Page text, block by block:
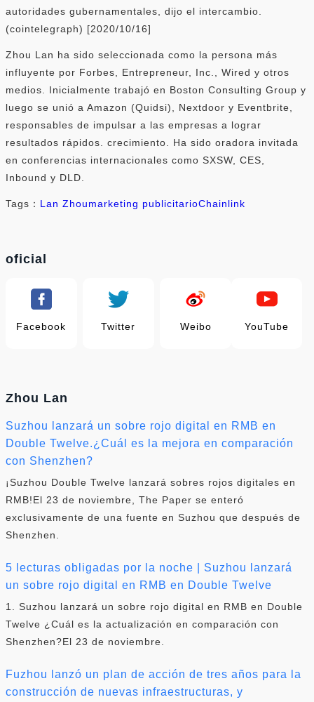
autoridades gubernamentales, dijo el intercambio.
(cointelegraph) [2020/10/16]
Zhou Lan ha sido seleccionada como la persona más
influyente por Forbes, Entrepreneur, Inc., Wired y otros
medios. Inicialmente trabajó en Boston Consulting Group y
luego se unió a Amazon (Quidsi), Nextdoor y Eventbrite,
responsables de impulsar a las empresas a lograr
resultados rápidos. crecimiento. Ha sido oradora invitada
en conferencias internacionales como SXSW, CES,
Inbound y DLD.
Tags： Lan Zhoumarketing publicitarioChainlink
oficial
Facebook Twitter Weibo YouTube
Zhou Lan
Suzhou lanzará un sobre rojo digital en RMB en
Double Twelve.¿Cuál es la mejora en comparación
con Shenzhen?
¡Suzhou Double Twelve lanzará sobres rojos digitales en
RMB!El 23 de noviembre, The Paper se enteró
exclusivamente de una fuente en Suzhou que después de
Shenzhen.
5 lecturas obligadas por la noche | Suzhou lanzará
un sobre rojo digital en RMB en Double Twelve
1. Suzhou lanzará un sobre rojo digital en RMB en Double
Twelve ¿Cuál es la actualización en comparación con
Shenzhen?El 23 de noviembre.
Fuzhou lanzó un plan de acción de tres años para la
construcción de nuevas infraestructuras, y